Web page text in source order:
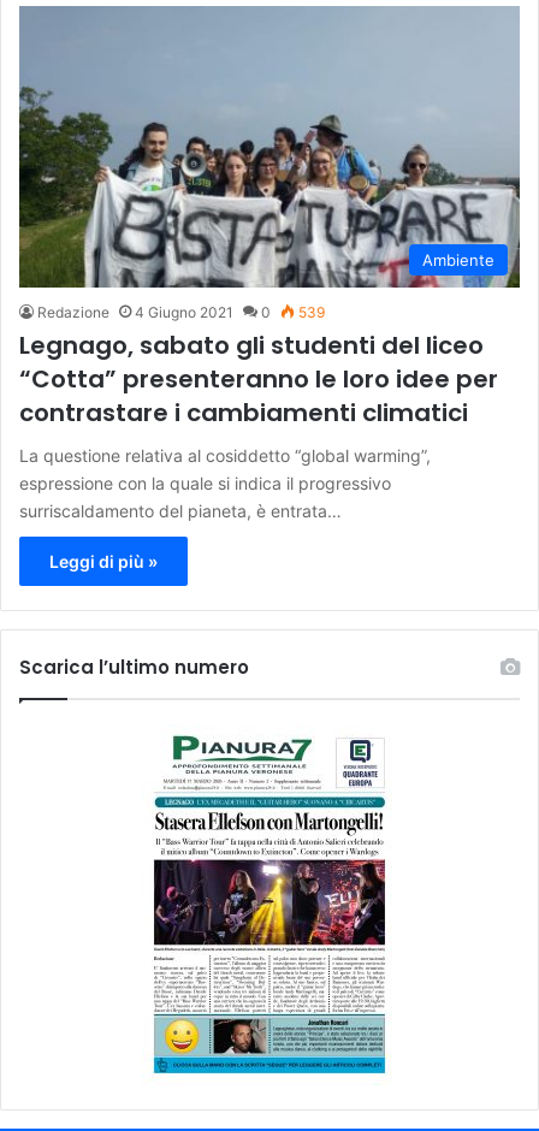
Ambiente
Redazione 4 Giugno 2021 0 539
Legnago, sabato gli studenti del liceo
“Cotta” presenteranno le loro idee per
contrastare i cambiamenti climatici
La questione relativa al cosiddetto “global warming”,
espressione con la quale si indica il progressivo
surriscaldamento del pianeta, è entrata…
Leggi di più »
Scarica l’ultimo numero